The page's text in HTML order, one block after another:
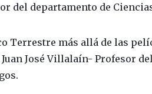
del departamento de
Terrestre más allá de las
José Villalaín- Profesor